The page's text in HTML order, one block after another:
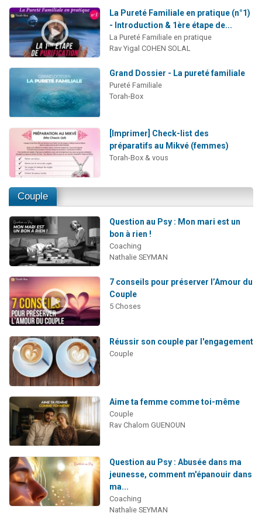
La Pureté Familiale en pratique (n°1)
- Introduction & 1ère étape de...
La Pureté Familiale en pratique
Rav Yigal COHEN SOLAL
Grand Dossier - La pureté familiale
Pureté Familiale
Torah-Box
[Imprimer] Check-list des
préparatifs au Mikvé (femmes)
Torah-Box & vous
Couple
Question au Psy : Mon mari est un
bon à rien !
Coaching
Nathalie SEYMAN
7 conseils pour préserver l’Amour du
Couple
5 Choses
Réussir son couple par l'engagement
Couple
Aime ta femme comme toi-même
Couple
Rav Chalom GUENOUN
Question au Psy : Abusée dans ma
jeunesse, comment m'épanouir dans
ma...
Coaching
Nathalie SEYMAN